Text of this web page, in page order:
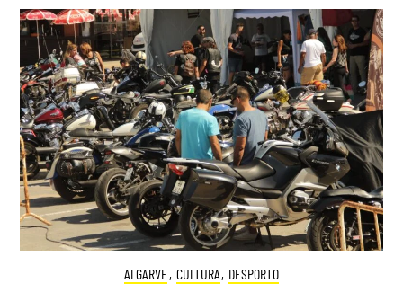
ALGARVE, CULTURA, DESPORTO